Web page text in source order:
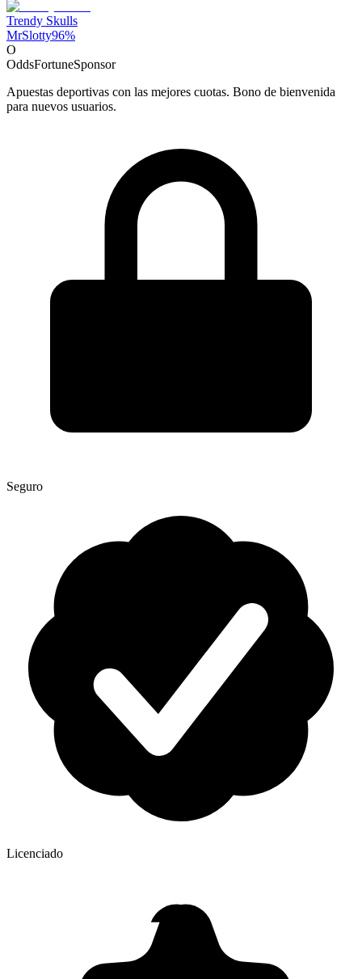
Trendy Skulls
MrSlotty96%
O
OddsFortuneSponsor
Apuestas deportivas con las mejores cuotas. Bono de bienvenida
para nuevos usuarios.
Seguro
Licenciado